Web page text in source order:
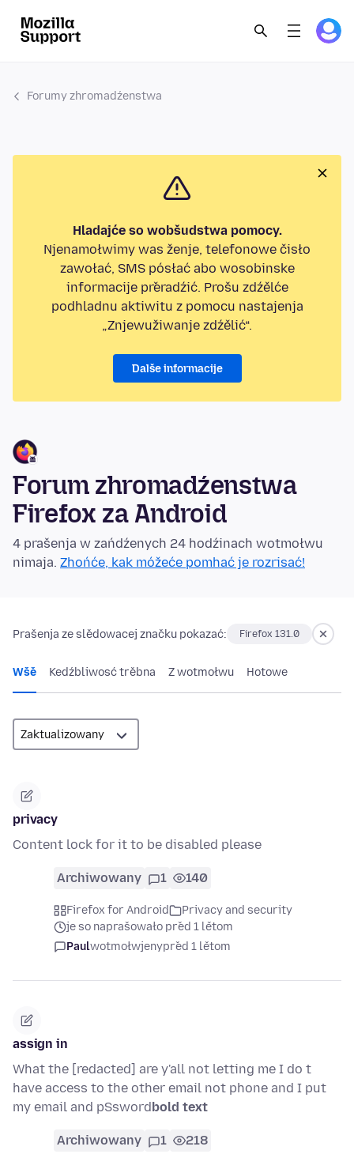
Forumy zhromadźenstwa
Hladajće so wobšudstwa pomocy.
Njenamołwimy was ženje, telefonowe čisło
zawołać, SMS pósłać abo wosobinske
informacije přeradźić. Prošu zdźělće
podhladnu aktiwitu z pomocu nastajenja
„Znjewužiwanje zdźělić“.
Dalše informacije
Forum zhromadźenstwa
Firefox za Android
4 prašenja w zańdźenych 24 hodźinach wotmołwu
nimaja. Zhońće, kak móžeće pomhać je rozrisać!
Prašenja ze slědowacej značku pokazać: Firefox 131.0
Wšě Kedźbliwosć trěbna Z wotmołwu Hotowe
privacy
Content lock for it to be disabled please
Archiwowany 1 140
Firefox for Android
Privacy and security
je so naprašowało před 1 lětom
Paulwotmołwjenypřed 1 lětom
assign in
What the [redacted] are y'all not letting me I do t
have access to the other email not phone and I put
my email and pSsword bold text
Archiwowany 1 218